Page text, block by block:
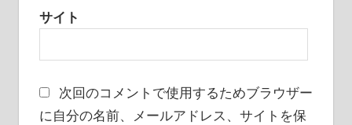
サイト
次回のコメントで使用するためブラウザー
に自分の名前、メールアドレス、サイトを保